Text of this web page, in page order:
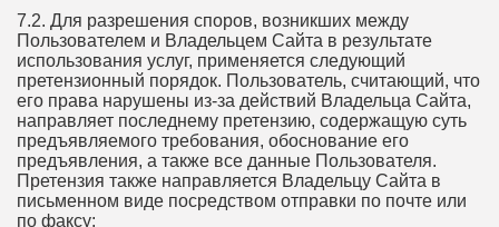
7.2. Для разрешения споров, возникших между
Пользователем и Владельцем Сайта в результате
использования услуг, применяется следующий
претензионный порядок. Пользователь, считающий, что
его права нарушены из-за действий Владельца Сайта,
направляет последнему претензию, содержащую суть
предъявляемого требования, обоснование его
предъявления, а также все данные Пользователя.
Претензия также направляется Владельцу Сайта в
письменном виде посредством отправки по почте или
по факсу;